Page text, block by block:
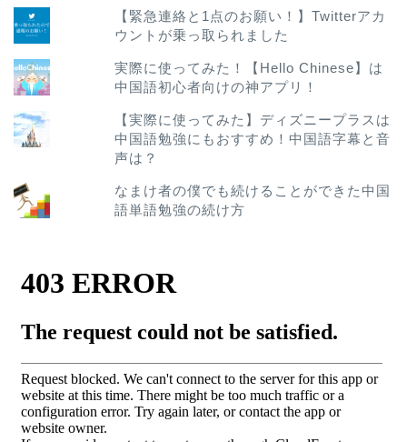
【緊急連絡と1点のお願い！】Twitterアカ
ウントが乗っ取られました
実際に使ってみた！【Hello Chinese】は
中国語初心者向けの神アプリ！
【実際に使ってみた】ディズニープラスは
中国語勉強にもおすすめ！中国語字幕と音
声は？
なまけ者の僕でも続けることができた中国
語単語勉強の続け方